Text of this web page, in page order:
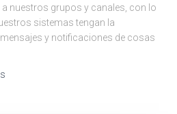
nuestros grupos y canales, con lo
sistemas tengan la
y notificaciones de cosas